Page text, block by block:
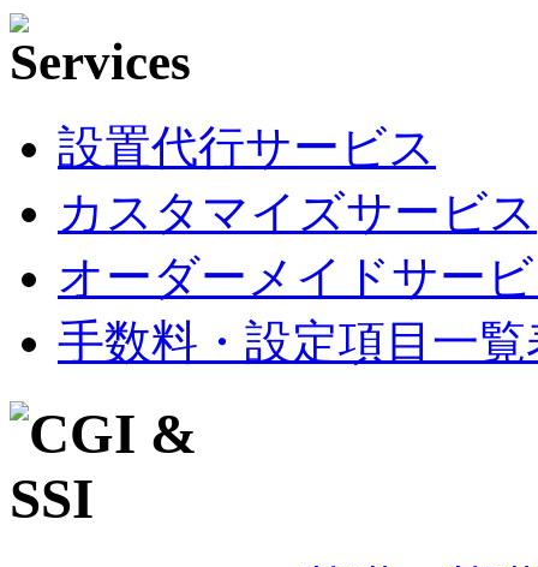
設置代行サービス
カスタマイズサービス
オーダーメイドサー
手数料・設定項目一覧